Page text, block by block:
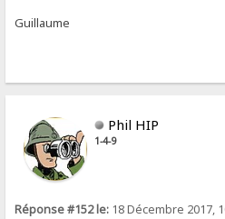
Guillaume
Phil HIP
1-4-9
Réponse #152 le: 18 Décembre 2017,